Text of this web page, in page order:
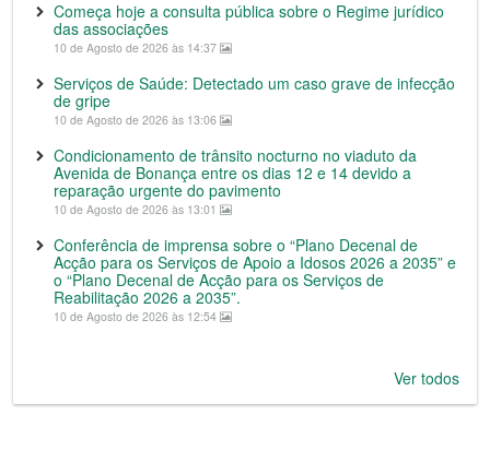
Começa hoje a consulta pública sobre o Regime jurídico
das associações
10 de Agosto de 2026 às 14:37
Serviços de Saúde: Detectado um caso grave de infecção
de gripe
10 de Agosto de 2026 às 13:06
Condicionamento de trânsito nocturno no viaduto da
Avenida de Bonança entre os dias 12 e 14 devido a
reparação urgente do pavimento
10 de Agosto de 2026 às 13:01
Conferência de imprensa sobre o “Plano Decenal de
Acção para os Serviços de Apoio a Idosos 2026 a 2035” e
o “Plano Decenal de Acção para os Serviços de
Reabilitação 2026 a 2035”.
10 de Agosto de 2026 às 12:54
Ver todos